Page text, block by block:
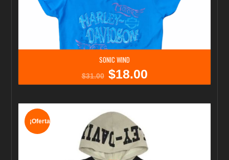
SONIC WIND
$31.00
El
$18.00El
¡Oferta!